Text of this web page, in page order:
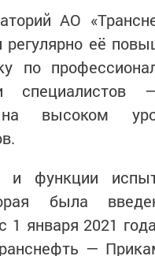
АО
её
по
специалистов
высоком
и функции
была
1 января 2021
—